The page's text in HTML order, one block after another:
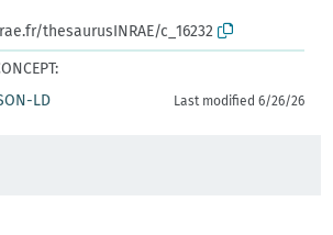
thesaurusINRAE/c_16232
LD Last modified 6/26/26